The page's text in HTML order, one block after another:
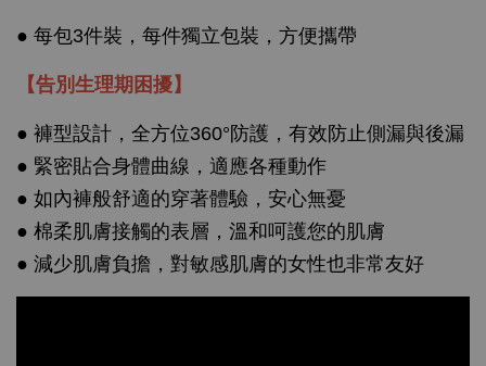
● 每包3件裝，每件獨立包裝，方便攜帶
【告別生理期困擾】
● 褲型設計，全方位360°防護，有效防止側漏與後漏
● 緊密貼合身體曲線，適應各種動作
● 如內褲般舒適的穿著體驗，安心無憂
● 棉柔肌膚接觸的表層，溫和呵護您的肌膚
● 減少肌膚負擔，對敏感肌膚的女性也非常友好